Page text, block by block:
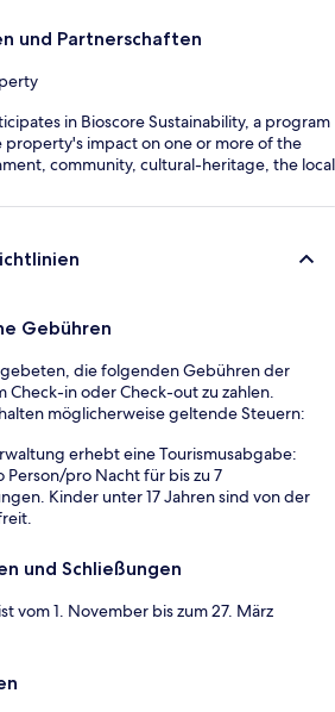
und Partnerschaften
in Bioscore Sustainability, a program
property's impact on one or more of the
community, cultural-heritage, the local
Gebühren
die folgenden Gebühren der
Check-in oder Check-out zu zahlen.
möglicherweise geltende Steuern:
erhebt eine Tourismusabgabe:
Person/pro Nacht für bis zu 7
Kinder unter 17 Jahren sind von der
und Schließungen
vom 1. November bis zum 27. März